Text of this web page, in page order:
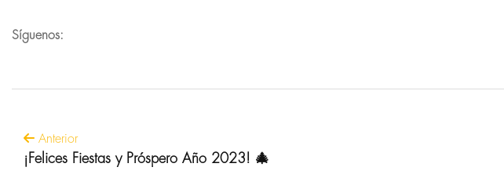
Síguenos:
Anterior
¡Felices Fiestas y Próspero Año 2023! 🎄